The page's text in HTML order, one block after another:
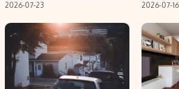
2026-07-23 2026-07-16